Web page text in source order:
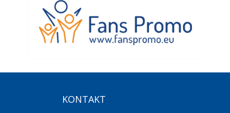
KONTAKT